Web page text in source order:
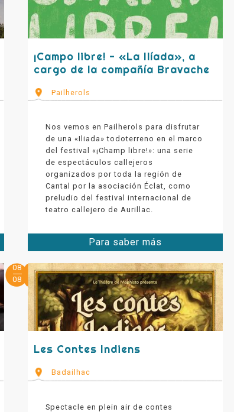
¡Campo libre! - «La Ilíada», a
cargo de la compañía Bravache
Pailherols
Nos vemos en Pailherols para disfrutar
de una «Iliada» todoterreno en el marco
del festival «¡Champ libre!»: una serie
de espectáculos callejeros
organizados por toda la región de
Cantal por la asociación Éclat, como
preludio del festival internacional de
teatro callejero de Aurillac.
Para saber más
08
08
Les Contes Indiens
Badailhac
Spectacle en plein air de contes